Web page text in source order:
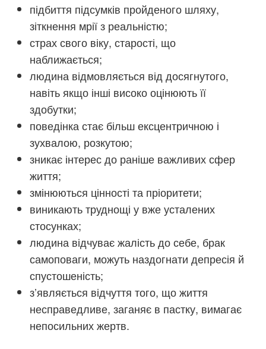
підбиття підсумків пройденого шляху,
зіткнення мрії з реальністю;
страх свого віку, старості, що
наближається;
людина відмовляється від досягнутого,
навіть якщо інші високо оцінюють її
здобутки;
поведінка стає більш ексцентричною і
зухвалою, розкутою;
зникає інтерес до раніше важливих сфер
життя;
змінюються цінності та пріоритети;
виникають труднощі у вже усталених
стосунках;
людина відчуває жалість до себе, брак
самоповаги, можуть наздогнати депресія й
спустошеність;
з’являється відчуття того, що життя
несправедливе, заганяє в пастку, вимагає
непосильних жертв.